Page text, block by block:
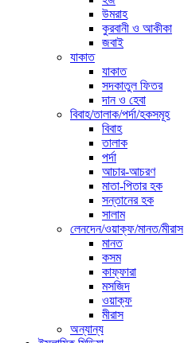
উমরাহ
কুরবানী ও আকীকা
জবাই
যাকাত
যাকাত
সদকাতুল ফিতর
দান ও হেবা
বিবাহ/তালাক/পর্দা/হকসমূহ
বিবাহ
তালাক
পর্দা
আচার-আচরণ
মাতা-পিতার হক
সন্তানের হক
সালাম
লেনদেন/ওয়াক্ফ/মানত/মীরাস
মানত
কসম
কাফ্ফারা
মসজিদ
ওয়াক্ফ
মীরাস
অন্যান্য